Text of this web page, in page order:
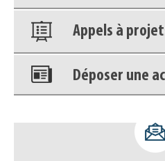
Appels à
Déposer une
déconnecter)